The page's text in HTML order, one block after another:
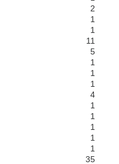
2
1
1
11
5
1
1
1
4
1
1
1
1
1
35